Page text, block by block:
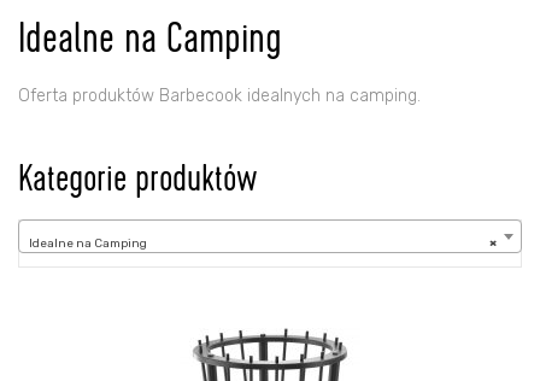
Idealne na Camping
Oferta produktów Barbecook idealnych na camping.
Kategorie produktów
×
Idealne na Camping
Idealne na Camping